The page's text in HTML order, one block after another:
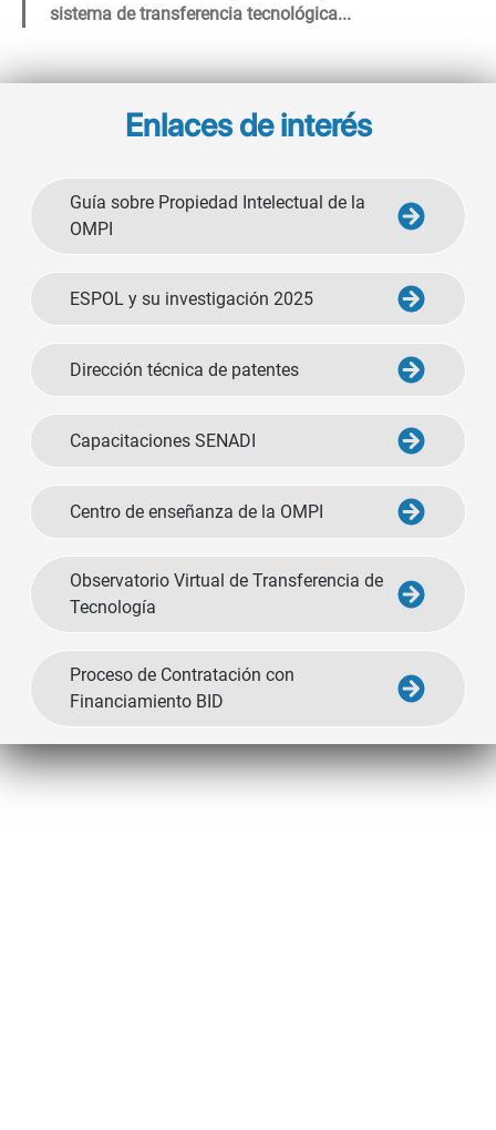
sistema de transferencia tecnológica...
Enlaces de interés
Guía sobre Propiedad Intelectual de la
OMPI
ESPOL y su investigación 2025
Dirección técnica de patentes
Capacitaciones SENADI
Centro de enseñanza de la OMPI
Observatorio Virtual de Transferencia de
Tecnología
Proceso de Contratación con
Financiamiento BID